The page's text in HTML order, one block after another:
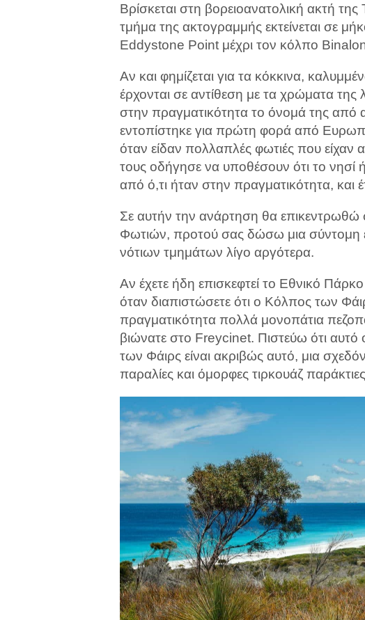
Βρίσκεται στη βορειοανατολική ακτή
τμήμα της ακτογραμμής εκτείνεται σε
Eddystone Point μέχρι τον κόλπο
Αν και φημίζεται για τα κόκκινα,
έρχονται σε αντίθεση με τα χρώματα
στην πραγματικότητα το όνομά της από
εντοπίστηκε για πρώτη φορά από
όταν είδαν πολλαπλές φωτιές που είχαν
τους οδήγησε να υποθέσουν ότι το νησί
από ό,τι ήταν στην πραγματικότητα, και
Σε αυτήν την ανάρτηση θα
Φωτιών, προτού σας δώσω μια σύντομη
νότιων τμημάτων λίγο αργότερα.
Αν έχετε ήδη επισκεφτεί το Εθνικό
όταν διαπιστώσετε ότι ο Κόλπος των
πραγματικότητα πολλά μονοπάτια
βιώνατε στο Freycinet. Πιστεύω ότι αυτό
των Φάιρς είναι ακριβώς αυτό, μια
παραλίες και όμορφες τιρκουάζ